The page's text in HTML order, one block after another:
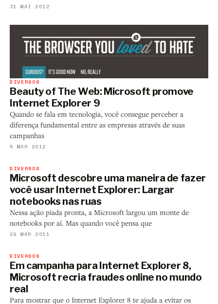
31 MAI 2012
DIVERSOS
Beauty of The Web: Microsoft promove
Internet Explorer 9
Quando se fala em tecnologia, você consegue perceber a
diferença fundamental entre as empresas através de suas
campanhas
5 MAR 2012
DIVERSOS
Microsoft descobre uma maneira de fazer
você usar Internet Explorer: Largar
notebooks nas ruas
Nessa ação piada pronta, a Microsoft largou um monte de
notebooks por aí. Mas quando você pensa que
29 MAR 2011
DIVERSOS
Em campanha para Internet Explorer 8,
Microsoft recria fraudes online no mundo
real
Para mostrar que o Internet Explorer 8 te ajuda a evitar os